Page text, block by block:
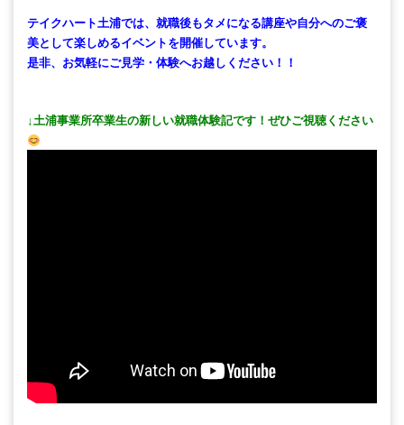
テイクハート土浦では、就職後もタメになる講座や自分へのご褒
美として楽しめるイベントを開催しています。
是非、お気軽にご見学・体験へお越しください！！
↓土浦事業所卒業生の新しい就職体験記です！ぜひご視聴ください